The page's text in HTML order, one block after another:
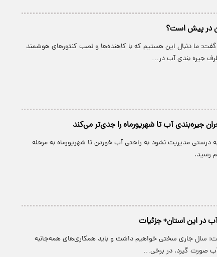
در پیش است؟
ما دنبال این هستیم که با کاهنده‌ها و نصب کنتورهای هوشمند
جیره بندی آب در…
جیره‌بندی آب تا شهریورماه را جدی‌تر می‌کند
درستی مدیریت نشود به راحتی آب خوردن تا شهریورماه به مرحله
رسید.
در این استان+ جزئیات
سال جاری سختی خواهیم داشت و باید همکاری‌های همه‌جانبه
آب صورت گیرد. در برخی…